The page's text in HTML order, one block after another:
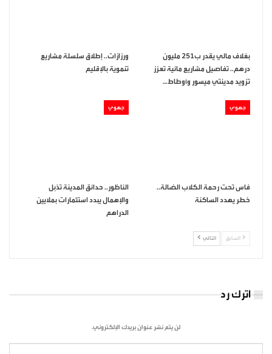
بغلاف مالي يقدر ب251 مليون
درهم.. تفاصيل مشاريع مائية تعزز
تزويد مدينتي ميسور وأوطاط…
ورزازات.. إطلاق سلسلة مشاريع
تنموية بالإقليم
جهوي
فاس تحت رحمة الكلاب الضالة..
خطر يهدد الساكنة
جهوي
الناظور.. حدائق المدينة تذبل
والإهمال يبدد استثمارات بملايين
الدراهم
السابق التالي
اترك رد
لن يتم نشر عنوان بريدك الإلكتروني.